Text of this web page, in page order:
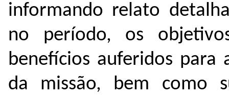
informando relato
no período, os
benefícios auferidos para
da missão, bem como